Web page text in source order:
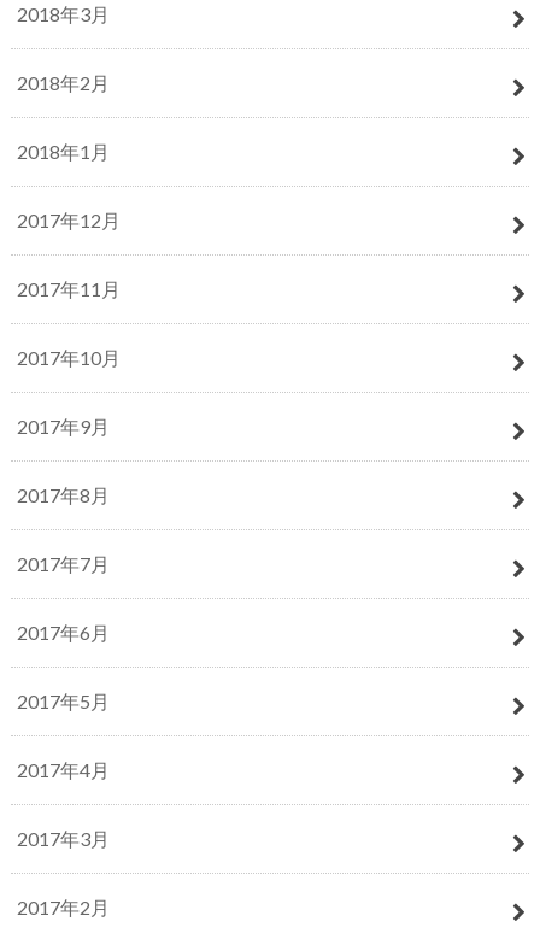
2018年3月
2018年2月
2018年1月
2017年12月
2017年11月
2017年10月
2017年9月
2017年8月
2017年7月
2017年6月
2017年5月
2017年4月
2017年3月
2017年2月